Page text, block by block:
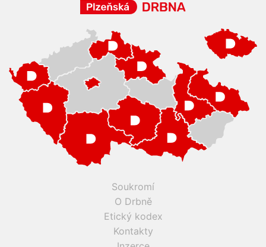
Soukromí
O Drbně
Etický kodex
Kontakty